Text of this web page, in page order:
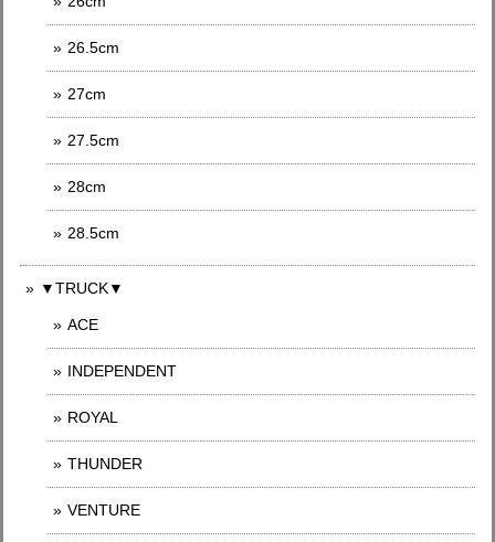
26.5cm
27cm
27.5cm
28cm
28.5cm
▼TRUCK▼
ACE
INDEPENDENT
ROYAL
THUNDER
VENTURE